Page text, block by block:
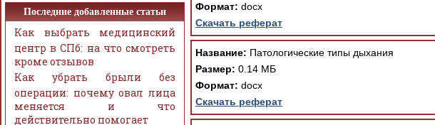
Формат: docx
Скачать реферат
Название: Патологические типы дыхания
Размер: 0.14 МБ
Формат: docx
Скачать реферат
Последние добавленные статьи
Как выбрать медицинский
центр в СПб: на что смотреть
кроме отзывов
Как убрать брыли без
операции: почему овал лица
меняется и что
действительно помогает